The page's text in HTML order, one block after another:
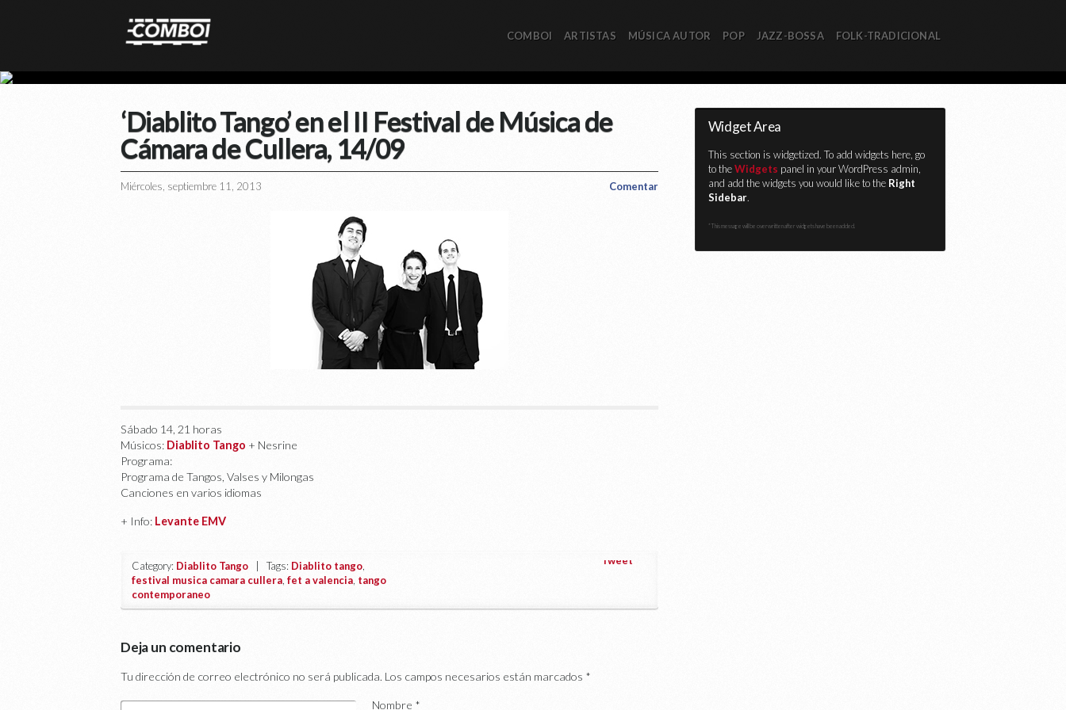
COMBOI ARTISTAS MÚSICA AUTOR POP JAZZ-BOSSA FOLK-TRADICIONAL
‘Diablito Tango’ en el II Festival de Música de
Cámara de Cullera, 14/09
Miércoles, septiembre 11, 2013 Comentar
Sábado 14, 21 horas
Músicos: Diablito Tango + Nesrine
Programa:
Programa de Tangos, Valses y Milongas
Canciones en varios idiomas
+ Info: Levante EMV
Category: Diablito Tango| Tags: Diablito tango,
festival musica camara cullera, fet a valencia, tango
contemporaneo
Tweet
Deja un comentario
Tu dirección de correo electrónico no será publicada. Los campos necesarios están marcados *
Nombre *
Widget Area
This section is widgetized. To add widgets here, go
to theWidgets panel in your WordPress admin,
and add the widgets you would like to the Right
Sidebar.
*This message will be overwritten after widgets have been added.